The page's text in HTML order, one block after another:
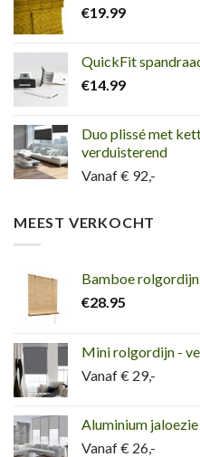
€19.99
QuickFit
€14.99
Duo plissé met
verduisterend
Vanaf € 92,-
MEEST VERKOCHT
Bamboe
€28.95
Mini rolgordijn -
Vanaf € 29,-
Aluminium
Vanaf € 26,-